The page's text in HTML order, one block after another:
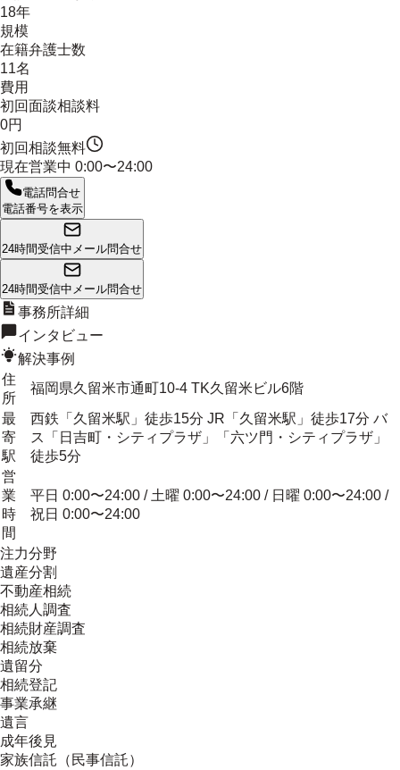
18年
規模
在籍弁護士数
11名
費用
初回面談相談料
0円
初回相談無料
現在営業中 0:00〜24:00
電話問合せ
電話番号を表示
24時間受信中 メール問合せ
24時間受信中 メール問合せ
事務所詳細
インタビュー
解決事例
住
所
福岡県久留米市通町10-4 TK久留米ビル6階
最
寄
駅
西鉄「久留米駅」徒歩15分 JR「久留米駅」徒歩17分 バ
ス「日吉町・シティプラザ」「六ツ門・シティプラザ」
徒歩5分
営
業
時
間
平日 0:00〜24:00 / 土曜 0:00〜24:00 / 日曜 0:00〜24:00 /
祝日 0:00〜24:00
注力分野
遺産分割
不動産相続
相続人調査
相続財産調査
相続放棄
遺留分
相続登記
事業承継
遺言
成年後見
家族信託（民事信託）